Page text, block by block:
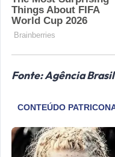
Fonte: Agência Brasil